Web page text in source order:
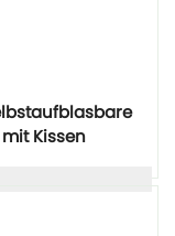
Kissen